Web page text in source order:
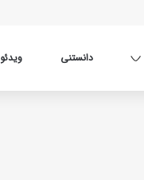
دانستنی ویدئو